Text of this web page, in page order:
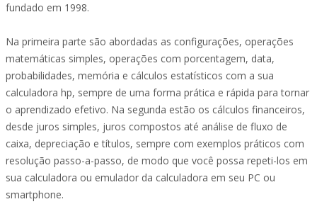
fundado em 1998.
Na primeira parte são abordadas as configurações, operações
matemáticas simples, operações com porcentagem, data,
probabilidades, memória e cálculos estatísticos com a sua
calculadora hp, sempre de uma forma prática e rápida para tornar
o aprendizado efetivo. Na segunda estão os cálculos financeiros,
desde juros simples, juros compostos até análise de fluxo de
caixa, depreciação e títulos, sempre com exemplos práticos com
resolução passo-a-passo, de modo que você possa repeti-los em
sua calculadora ou emulador da calculadora em seu PC ou
smartphone.